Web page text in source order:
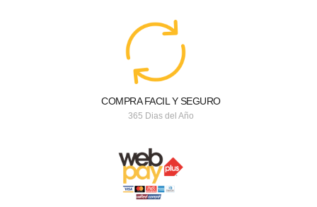
COMPRA FACIL Y SEGURO
365 Dias del Año